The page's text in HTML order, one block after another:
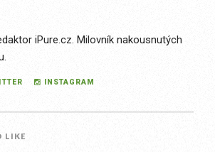
iPure.cz. Milovník nakousnutých
INSTAGRAM
LIKE